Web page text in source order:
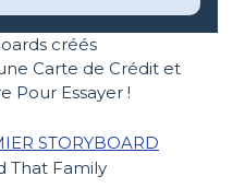
créés
Carte de Crédit et
Pour Essayer !
STORYBOARD